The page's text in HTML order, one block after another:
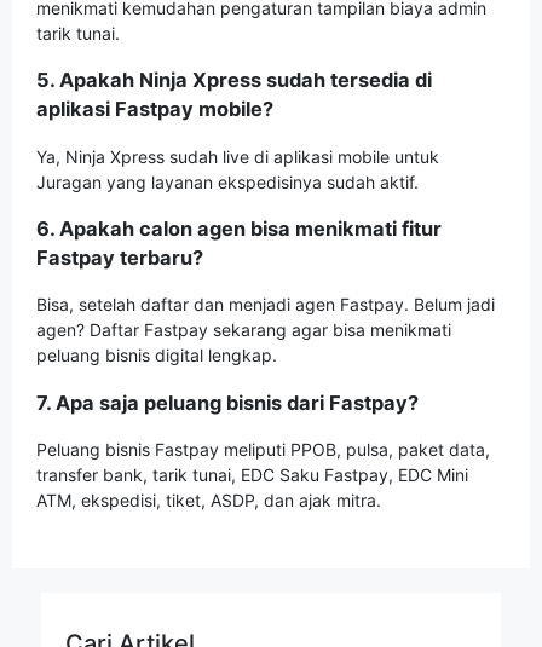
menikmati kemudahan pengaturan tampilan biaya admin
tarik tunai.
5. Apakah Ninja Xpress sudah tersedia di
aplikasi Fastpay mobile?
Ya, Ninja Xpress sudah live di aplikasi mobile untuk
Juragan yang layanan ekspedisinya sudah aktif.
6. Apakah calon agen bisa menikmati fitur
Fastpay terbaru?
Bisa, setelah daftar dan menjadi agen Fastpay. Belum jadi
agen? Daftar Fastpay sekarang agar bisa menikmati
peluang bisnis digital lengkap.
7. Apa saja peluang bisnis dari Fastpay?
Peluang bisnis Fastpay meliputi PPOB, pulsa, paket data,
transfer bank, tarik tunai, EDC Saku Fastpay, EDC Mini
ATM, ekspedisi, tiket, ASDP, dan ajak mitra.